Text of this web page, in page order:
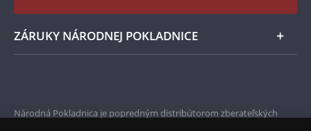
ZÁRUKY NÁRODNEJ POKLADNICE
Národná Pokladnica je popredným distribútorom zberateľských